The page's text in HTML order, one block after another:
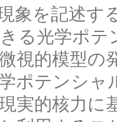
象を記述す
る光学ポ
視的模型の
ポテンシ
実的核力に